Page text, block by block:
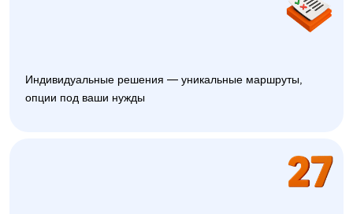
Индивидуальные решения — уникальные маршруты,
опции под ваши нужды